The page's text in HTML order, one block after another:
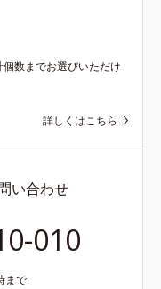
数までお選びいただけ
詳しくはこちら
い合わせ
010
まで